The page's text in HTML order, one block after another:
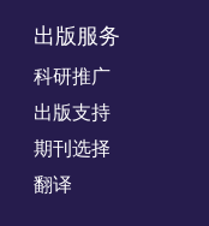
出版服务
科研推广
出版支持
期刊选择
翻译